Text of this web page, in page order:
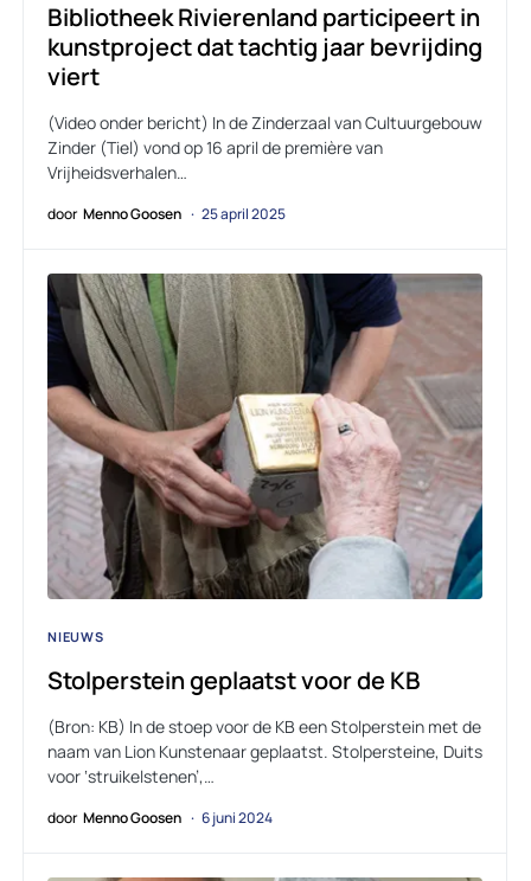
Bibliotheek Rivierenland participeert in
kunstproject dat tachtig jaar bevrijding
viert
(Video onder bericht) In de Zinderzaal van Cultuurgebouw
Zinder (Tiel) vond op 16 april de première van
Vrijheidsverhalen…
door Menno Goosen 25 april 2025
NIEUWS
Stolperstein geplaatst voor de KB
(Bron: KB) In de stoep voor de KB een Stolperstein met de
naam van Lion Kunstenaar geplaatst. Stolpersteine, Duits
voor ‘struikelstenen’,…
door Menno Goosen 6 juni 2024